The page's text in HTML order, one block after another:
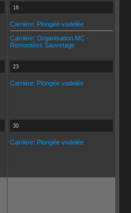
16
Carrière: Plongée vodelée
Carrière: Organisation MC -
Remontées Sauvetage
23
Carrière: Plongée vodelée
30
Carrière: Plongée vodelée